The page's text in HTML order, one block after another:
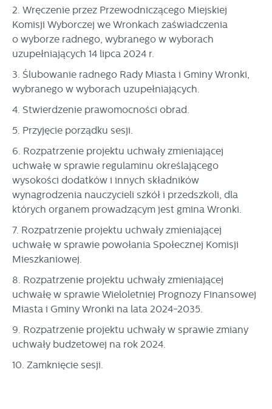
2. Wręczenie przez Przewodniczącego Miejskiej
Komisji Wyborczej we Wronkach zaświadczenia
o wyborze radnego, wybranego w wyborach
uzupełniających 14 lipca 2024 r.
3. Ślubowanie radnego Rady Miasta i Gminy Wronki,
wybranego w wyborach uzupełniających.
4. Stwierdzenie prawomocności obrad.
5. Przyjęcie porządku sesji.
6. Rozpatrzenie projektu uchwały zmieniającej
uchwałę w sprawie regulaminu określającego
wysokości dodatków i innych składników
wynagrodzenia nauczycieli szkół i przedszkoli, dla
których organem prowadzącym jest gmina Wronki.
7. Rozpatrzenie projektu uchwały zmieniającej
uchwałę w sprawie powołania Społecznej Komisji
Mieszkaniowej.
8. Rozpatrzenie projektu uchwały zmieniającej
uchwałę w sprawie Wieloletniej Prognozy Finansowej
Miasta i Gminy Wronki na lata 2024-2035.
9. Rozpatrzenie projektu uchwały w sprawie zmiany
uchwały budżetowej na rok 2024.
10. Zamknięcie sesji.
formie zanonimizowanej. Wyrażenie zgody na analityczne
pliki cookies gwarantuje dostępność wszystkich
funkcjonalności.
najciekawsze informacje i aktualności na stronach naszych
Promocyjne pliki cookies służą do prezentowania Ci naszych
komunikatów na podstawie analizy Twoich upodobań oraz
Twoich zwyczajów dotyczących przeglądanej witryny
internetowej. Treści promocyjne mogą pojawić się na
stronach podmiotów trzecich lub firm będących naszymi
partnerami oraz innych dostawców usług. Firmy te działają
w charakterze pośredników prezentujących nasze treści w
społecznościowych.
Więcej